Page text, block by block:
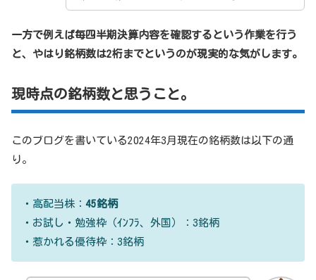
一方で例えば毎四半期決算内容を確認するという作業を行う
と、やはり銘柄数は2桁までというのが現実的な気がします。
現時点の銘柄数と思うこと。
このブログを書いている2024年3月現在の銘柄数は以下の通
り。
・高配当株： 45銘柄
・お試し・勉強枠（ｲﾝﾌﾗ、外国）：3銘柄
・惹かれる優待枠：3銘柄